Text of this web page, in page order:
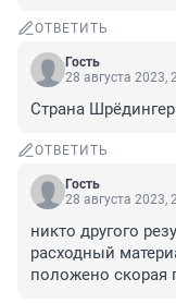
ОТВЕТИТЬ
Гость
28 августа 2023,
Страна
ОТВЕТИТЬ
Гость
28 августа 2023,
никто другого
расходный
положено скорая